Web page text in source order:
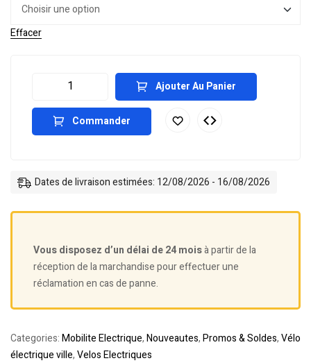
Effacer
Ajouter Au Panier
Commander
Dates de livraison estimées: 12/08/2026 - 16/08/2026
Vous disposez d’un délai de 24 moisà partir de la
réception de la marchandise pour effectuer une
réclamation en cas de panne.
Categories:Mobilite Electrique,Nouveautes,Promos & Soldes,Vélo
électrique ville,Velos Electriques